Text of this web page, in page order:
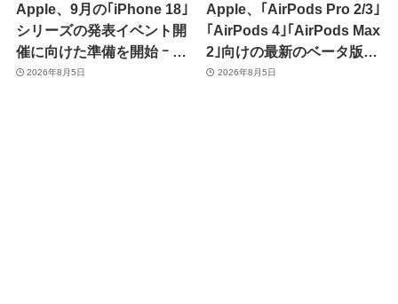
Apple、9月の｢iPhone 18｣
シリーズの発表イベント開
催に向けた準備を開始 ｰ 9
月8日か9月9日に開催見込
2026年8月5日
Apple、｢AirPods Pro 2/3｣
｢AirPods 4｣｢AirPods Max
2｣向けの最新のベータ版フ
ァームウェア｢9A5336b｣を
2026年8月5日